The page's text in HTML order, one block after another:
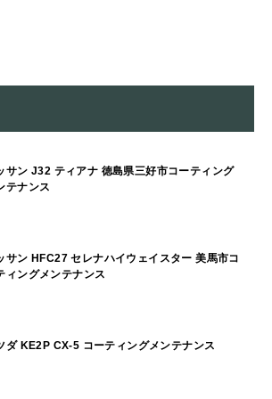
サン J32 ティアナ 徳島県三好市コーティング
テナンス
サン HFC27 セレナハイウェイスター 美馬市コ
ィングメンテナンス
ダ KE2P CX-5 コーティングメンテナンス